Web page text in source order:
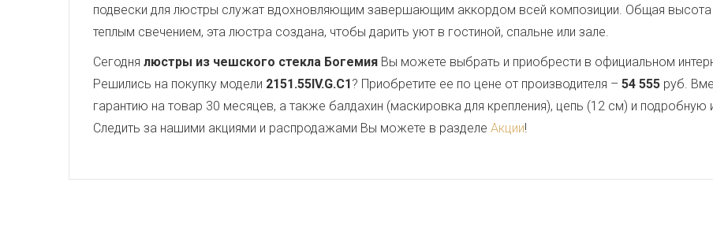
подвески для люстры служат вдохновляющим завершающим аккордом всей композиции. Общая высота
теплым свечением, эта люстра создана, чтобы дарить уют в гостиной, спальне или зале.
Сегодня люстры из чешского стекла Богемия Вы можете выбрать и приобрести в официальном
Решились на покупку модели 2151.55IV.G.C1? Приобретите ее по цене от производителя – 54 555 руб.
гарантию на товар 30 месяцев, а также балдахин (маскировка для крепления), цепь (12 см) и подробную
Следить за нашими акциями и распродажами Вы можете в разделе Акции!